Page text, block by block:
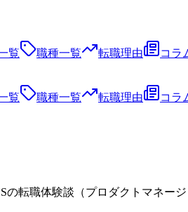
覧 職種一覧 転職理由 コラ
覧 職種一覧 転職理由 コラ
転職体験談（プロダクトマネー